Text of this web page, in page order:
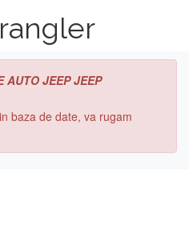
AUTO JEEP JEEP
baza de date, va rugam